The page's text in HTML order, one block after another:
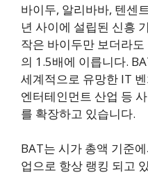
바이두, 알리바바, 텐센
년 사이에 설립된 신흥
작은 바이두만 보더라
의 1.5배에 이릅니다.
세계적으로 유망한 IT
엔터테인먼트 산업 등
를 확장하고 있습니다.
BAT는 시가 총액 기준
업으로 항상 랭킹 되고